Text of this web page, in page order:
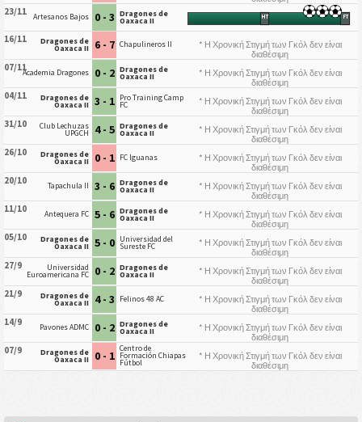
23/11
Artesanos Bajos 0 - 3 Dragones de
Oaxaca II HT FT
16/11 Dragones de
Oaxaca II 6 - 7 Chapulineros II
* Η Χρονική Στιγμή των Γκόλ δεν είναι
διαθέσιμη
07/11Academia Dragones 0 - 2 Dragones de
Oaxaca II
* Η Χρονική Στιγμή των Γκόλ δεν είναι
διαθέσιμη
04/11
Dragones de
Oaxaca II 3 - 1 Pro Training Camp
FC
* Η Χρονική Στιγμή των Γκόλ δεν είναι
διαθέσιμη
31/10
Club Lechuzas
UPGCH 4 - 5 Dragones de
Oaxaca II
* Η Χρονική Στιγμή των Γκόλ δεν είναι
διαθέσιμη
26/10
Dragones de
Oaxaca II 0 - 1 FC Iguanas
* Η Χρονική Στιγμή των Γκόλ δεν είναι
διαθέσιμη
20/10
Tapachula II 3 - 6 Dragones de
Oaxaca II
* Η Χρονική Στιγμή των Γκόλ δεν είναι
διαθέσιμη
11/10
Antequera FC 5 - 6 Dragones de
Oaxaca II
* Η Χρονική Στιγμή των Γκόλ δεν είναι
διαθέσιμη
05/10
Dragones de
Oaxaca II 5 - 0 Universidad del
Sureste FC
* Η Χρονική Στιγμή των Γκόλ δεν είναι
διαθέσιμη
27/9
Universidad
Euroamericana FC 0 - 2 Dragones de
Oaxaca II
* Η Χρονική Στιγμή των Γκόλ δεν είναι
διαθέσιμη
21/9
Dragones de
Oaxaca II 4 - 3 Felinos 48 AC
* Η Χρονική Στιγμή των Γκόλ δεν είναι
διαθέσιμη
14/9
Pavones ADMC 0 - 2 Dragones de
Oaxaca II
* Η Χρονική Στιγμή των Γκόλ δεν είναι
διαθέσιμη
07/9
Dragones de
Oaxaca II 0 - 1 Centro de
Formación Chiapas
Fútbol
* Η Χρονική Στιγμή των Γκόλ δεν είναι
διαθέσιμη